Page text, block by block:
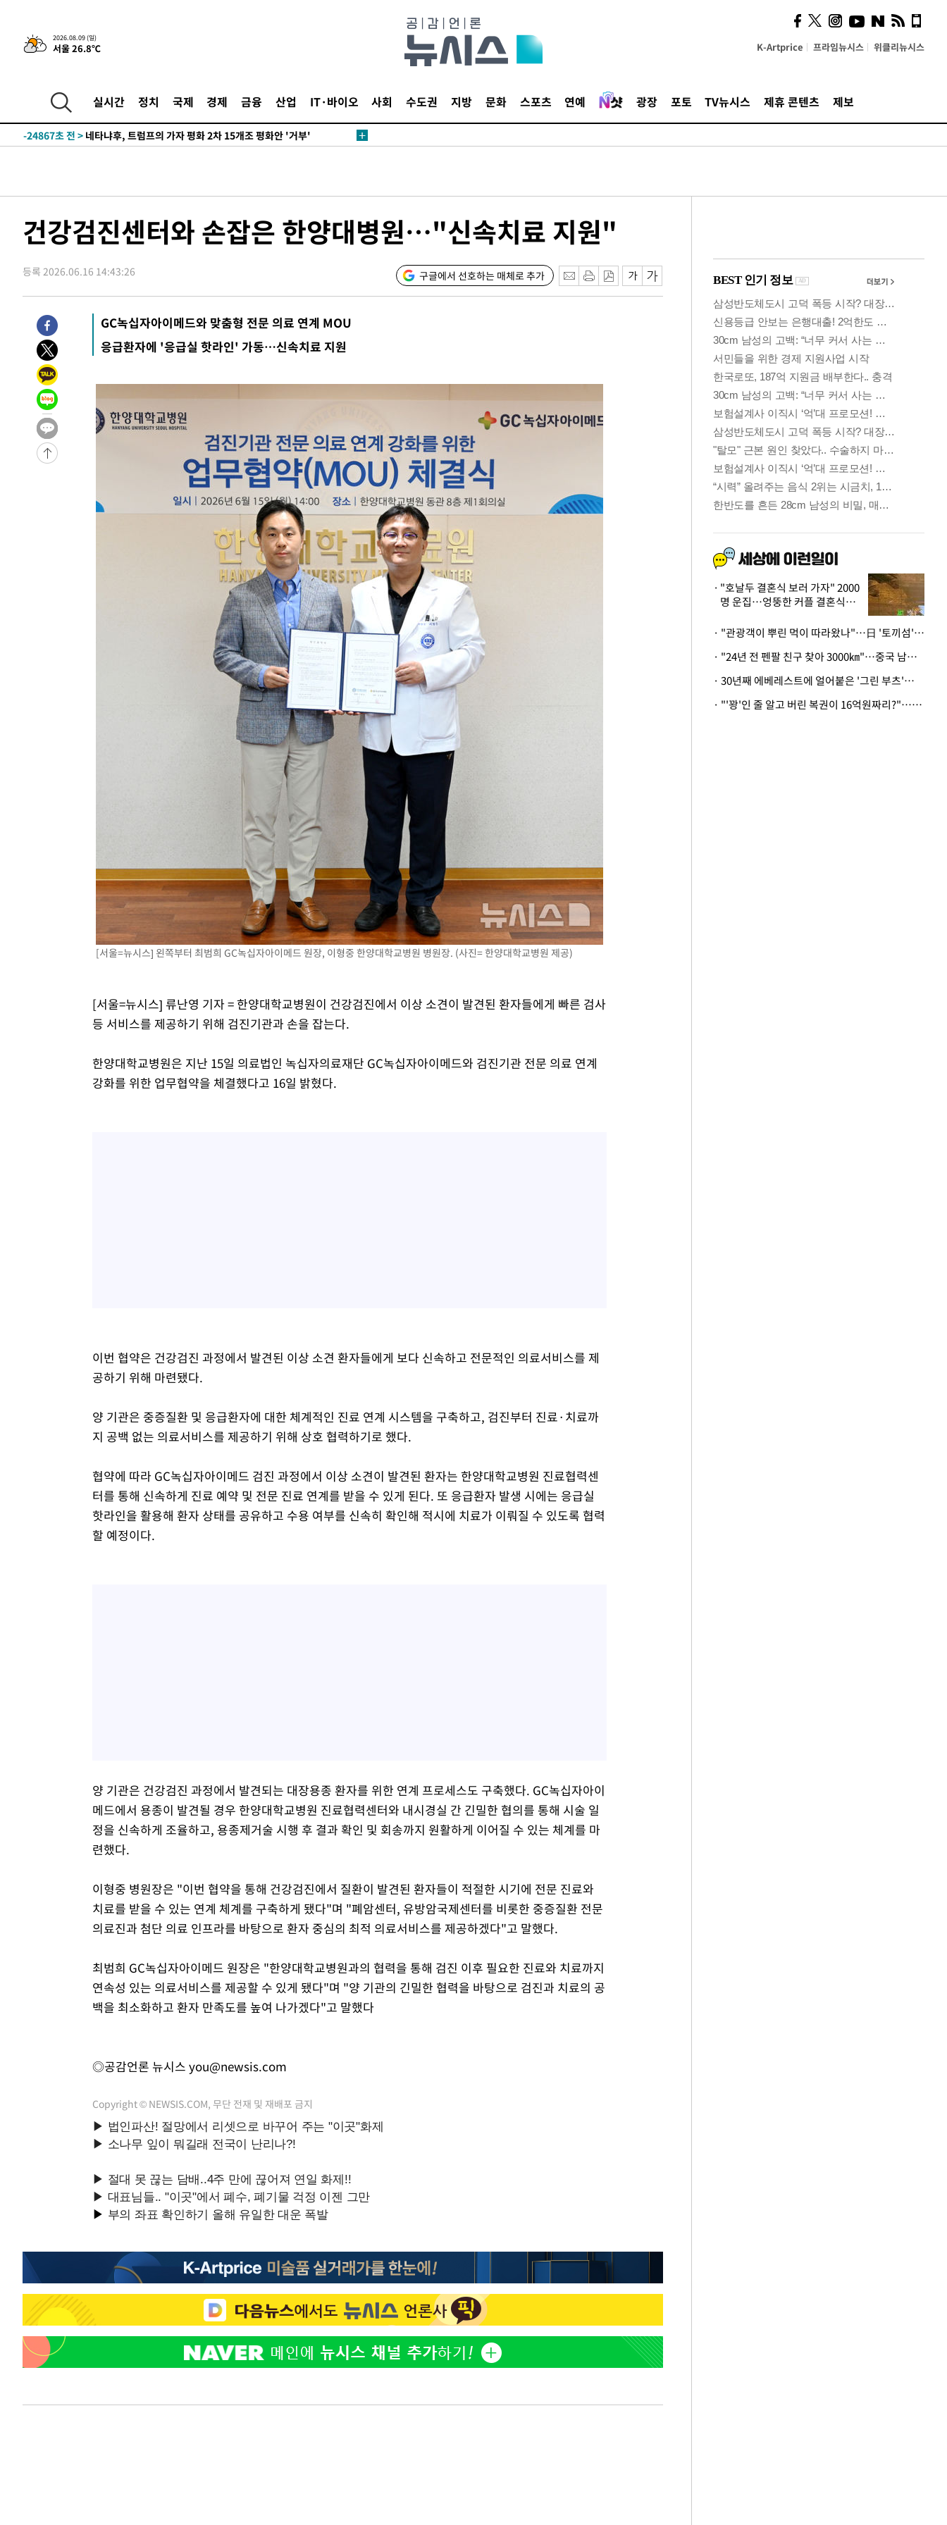
2026.08.09 (일)
서울 26.8℃ K-Artprice 프라임뉴시스 위클리뉴시스
실시간 정치 국제 경제 금융 산업 IT·바이오 사회 수도권 지방 문화 스포츠 연예 광장 포토 TV뉴시스 제휴 콘텐츠 제보
-29806초 전 >이강인, 5만 관중 앞 ATM 데뷔…뜨거운 응원 속 새출발(종합)
-29562초 전 >'AT마드리드 7번' 이강인 데뷔전…맨시티에 1-3 역전패(종합)
-26803초 전 >
[속보]'AT마드리드 7번' 이강인, 맨시티 상대로 비공식 데뷔전
-24867초 전 >
-21463초 전 > 이강인 ATM 입단식에 '상암벌 들썩'…"세계적인 선수 되길"
-16435초 전 >[속보]與 강원·TK 당원투표 합산 김민석 48.54%로 승리…정청래
44.53%
-15609초 전 >[속보]與전대 권리당원투표…강원·경북 김민석, 대구 정청래 승리
45.71%
-15318초 전 >[속보]與 당대표 경선, 대구 권리당원 투표 정청래 47.82%·김민석
-15115초 전 >[속보]與 당대표 경선, 강원 권리당원 투표 김민석 승리…50.30%
-13033초 전 >
"일본축구협회, 대한축구협회 성 접대 의혹 심판 조사"
-5675초 전 >
[속보]장은수, KLPGA 제주삼다수 역전 우승…데뷔 10년 차에 첫 정
-1040초 전 >
"얼마나 더웠으면"…안동 물길공원서 헤엄친 구렁이 '소동'
-967초 전 >
-239초 전 >
16분 전 >
이강인, 오늘 서울서 AT마드리드 입단식…'전례 없는 특급대우'
-29806초 전 >
이강인, 5만 관중 앞 ATM 데뷔…뜨거운 응원 속 새출발(종합)
-29562초 전 >
'AT마드리드 7번' 이강인 데뷔전…맨시티에 1-3 역전패(종합)
'AT마드리드 7번' 이강인, 맨시티 상대로 비공식 데뷔전
[속보]'AT마드리드 7번' 이강인, 맨시티 상대로 비공식 데뷔전
네타냐후, 트럼프의 가자 평화 2차 15개조 평화안 '거부'
이강인 ATM 입단식에 '상암벌 들썩'…"세계적인 선수 되길"
태풍 돌핀, 중 저장성 타이저우시 해안에 상륙 (1보)
AT마드리드 데뷔 앞둔 이강인, 맨시티전 선발 대신 '벤치 시작'
[속보]與 강원·TK 당원투표 합산 김민석 48.54%로 승리…정청래
與 강원·TK 당원투표 합산 김민석 46.01%로 승리…정청래
[속보]與전대 권리당원투표…강원·경북 김민석, 대구 정청래 승리
[속보]與 당대표 경선, 경북 권리당원 투표 김민석 47.37%·정청래
[속보]與 당대표 경선, 대구 권리당원 투표 정청래 47.82%·김민석
[속보]與 당대표 경선, 강원 권리당원 투표 김민석 승리…50.30%
"일본축구협회, 대한축구협회 성 접대 의혹 심판 조사"
[속보]장은수, KLPGA 제주삼다수 역전 우승…데뷔 10년 차에 첫 정
"얼마나 더웠으면"…안동 물길공원서 헤엄친 구렁이 '소동'
손흥민, 68분 뛰고 2경기 침묵…LAFC, 톨루카에 1-0 승리(종합)
'2경기 연속 침묵' 손흥민, 톨루카전 68분만 뛰고 슈팅 0개
이강인, 오늘 서울서 AT마드리드 입단식…'전례 없는 특급대우'
건강검진센터와 손잡은 한양대병원…"신속치료 지원"
등록 2026.06.16 14:43:26 구글에서 선호하는 매체로 추가
GC녹십자아이메드와 맞춤형 전문 의료 연계 MOU
응급환자에 '응급실 핫라인' 가동…신속치료 지원
[서울=뉴시스] 왼쪽부터 최범희 GC녹십자아이메드 원장, 이형중 한양대학교병원 병원장. (사진= 한양대학교병원 제공)
[서울=뉴시스] 류난영 기자 = 한양대학교병원이 건강검진에서 이상 소견이 발견된 환자들에게 빠른 검사
등 서비스를 제공하기 위해 검진기관과 손을 잡는다.
한양대학교병원은 지난 15일 의료법인 녹십자의료재단 GC녹십자아이메드와 검진기관 전문 의료 연계
강화를 위한 업무협약을 체결했다고 16일 밝혔다.
이번 협약은 건강검진 과정에서 발견된 이상 소견 환자들에게 보다 신속하고 전문적인 의료서비스를 제
공하기 위해 마련됐다.
양 기관은 중증질환 및 응급환자에 대한 체계적인 진료 연계 시스템을 구축하고, 검진부터 진료·치료까
지 공백 없는 의료서비스를 제공하기 위해 상호 협력하기로 했다.
협약에 따라 GC녹십자아이메드 검진 과정에서 이상 소견이 발견된 환자는 한양대학교병원 진료협력센
터를 통해 신속하게 진료 예약 및 전문 진료 연계를 받을 수 있게 된다. 또 응급환자 발생 시에는 응급실
핫라인을 활용해 환자 상태를 공유하고 수용 여부를 신속히 확인해 적시에 치료가 이뤄질 수 있도록 협력
할 예정이다.
양 기관은 건강검진 과정에서 발견되는 대장용종 환자를 위한 연계 프로세스도 구축했다. GC녹십자아이
메드에서 용종이 발견될 경우 한양대학교병원 진료협력센터와 내시경실 간 긴밀한 협의를 통해 시술 일
정을 신속하게 조율하고, 용종제거술 시행 후 결과 확인 및 회송까지 원활하게 이어질 수 있는 체계를 마
련했다.
이형중 병원장은 "이번 협약을 통해 건강검진에서 질환이 발견된 환자들이 적절한 시기에 전문 진료와
치료를 받을 수 있는 연계 체계를 구축하게 됐다"며 "폐암센터, 유방암국제센터를 비롯한 중증질환 전문
의료진과 첨단 의료 인프라를 바탕으로 환자 중심의 최적 의료서비스를 제공하겠다"고 말했다.
최범희 GC녹십자아이메드 원장은 "한양대학교병원과의 협력을 통해 검진 이후 필요한 진료와 치료까지
연속성 있는 의료서비스를 제공할 수 있게 됐다"며 "양 기관의 긴밀한 협력을 바탕으로 검진과 치료의 공
백을 최소화하고 환자 만족도를 높여 나가겠다"고 말했다
◎공감언론 뉴시스 you@newsis.com
Copyright © NEWSIS.COM, 무단 전재 및 재배포 금지
사이 해답 찾았죠"…알을
깨고 나온 '초자아'
"호날두 결혼식 보러 가자" 2000
명 운집…엉뚱한 커플 결혼식에
· "관광객이 뿌린 먹이 따라왔나"…日 '토끼섬' 멧돼지, 토끼까지 사냥
· "24년 전 펜팔 친구 찾아 3000㎞"…중국 남성 사연에 '뭉클'
· 30년째 에베레스트에 얼어붙은 '그린 부츠'…드디어 가족 품으로
· "'꽝'인 줄 알고 버린 복권이 16억원짜리?"…극적으로 되찾은 사연